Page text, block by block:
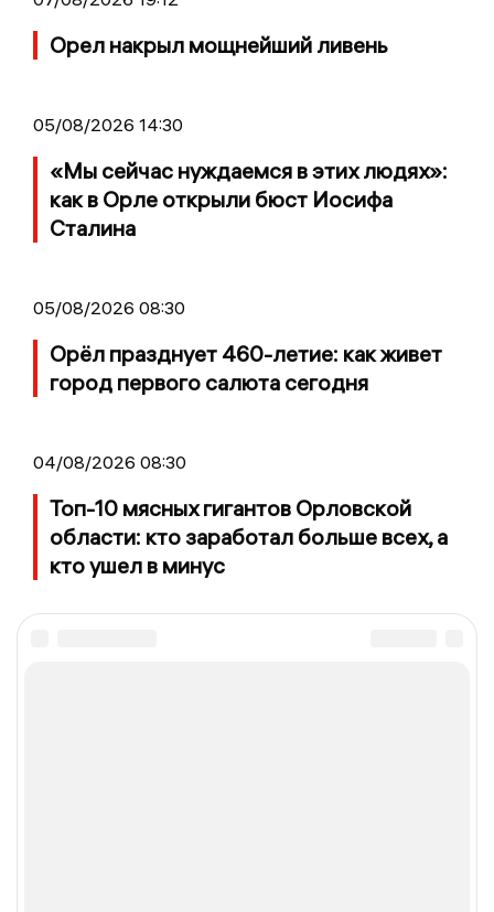
Орел накрыл мощнейший ливень
05/08/2026 14:30
«Мы сейчас нуждаемся в этих людях»:
как в Орле открыли бюст Иосифа
Сталина
05/08/2026 08:30
Орёл празднует 460-летие: как живет
город первого салюта сегодня
04/08/2026 08:30
Топ-10 мясных гигантов Орловской
области: кто заработал больше всех, а
кто ушел в минус